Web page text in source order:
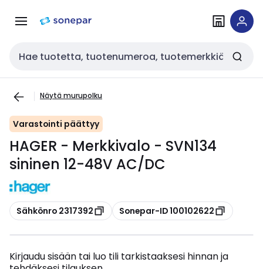
navigointiinsisältöön
Haku
Näytä murupolku
Varastointi päättyy
HAGER - Merkkivalo - SVN134
sininen 12-48V AC/DC
Kopioi
Sähkönro 2317392 Kopioi
Sonepar-ID 100102622
Kirjaudu sisään tai luo tili tarkistaaksesi hinnan ja